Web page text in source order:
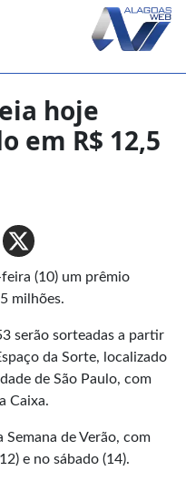
hoje
em R$ 12,5
(10) um prêmio
milhões.
serão sorteadas a partir
da Sorte, localizado
de São Paulo, com
Caixa.
de Verão, com
e no sábado (14).